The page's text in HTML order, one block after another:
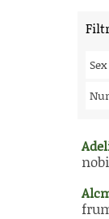
Sex